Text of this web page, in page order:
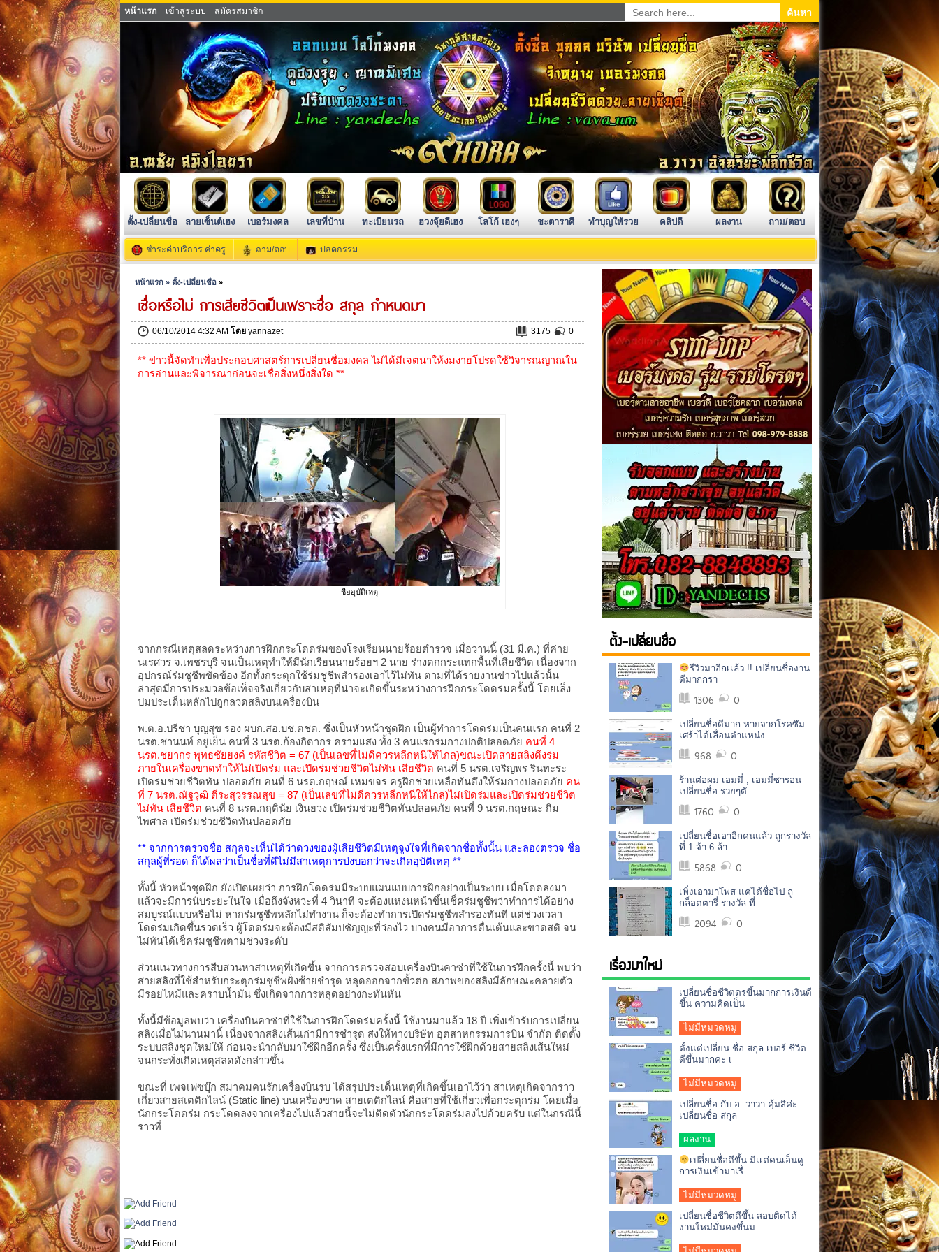
หน้าแรก เข้าสู่ระบบ สมัครสมาชิก
ตั้ง-เปลี่ยนชื่อ ลายเซ็นต์เฮง เบอร์มงคล เลขที่บ้าน ทะเบียนรถ ฮวงจุ้ยดีเฮง โลโก้ เฮงๆ ชะตาราศี ทำบุญให้รวย คลิปดี ผลงาน ถาม/ตอบ
ชำระค่าบริการ ค่าครู ถาม/ตอบ ปลดกรรม
หน้าแรก »ตั้ง-เปลี่ยนชื่อ »
เชื่อหรือไม่ การเสียชีวิตเป็นเพราะชื่อ สกุล กำหนดมา
06/10/2014 4:32 AM โดย yannazet 0
3175
** ข่าวนี้จัดทำเพื่อประกอบศาสตร์การเปลี่ยนชื่อมงคล ไม่ได้มีเจตนาให้งมงายโปรดใช้วิจารณญาณใน
การอ่านและพิจารณาก่อนจะเชื่อสิ่งหนึ่งสิ่งใด **
ชื่ออุบัติเหตุ
จากกรณีเหตุสลดระหว่างการฝึกกระโดดร่มของโรงเรียนนายร้อยตำรวจ เมื่อวานนี้ (31 มี.ค.) ที่ค่าย
นเรศวร จ.เพชรบุรี จนเป็นเหตุทำให้มีนักเรียนนายร้อยฯ 2 นาย ร่างตกกระแทกพื้นที่เสียชีวิต เนื่องจาก
อุปกรณ์ร่มชูชีพขัดข้อง อีกทั้งกระตุกใช้ร่มชูชีพสำรองเอาไว้ไม่ทัน ตามที่ได้รายงานข่าวไปแล้วนั้น
ล่าสุดมีการประมวลข้อเท็จจริงเกี่ยวกับสาเหตุที่น่าจะเกิดขึ้นระหว่างการฝึกกระโดดร่มครั้งนี้ โดยเล็ง
ปมประเด็นหลักไปถูกลวดสลิงบนเครื่องบิน
พ.ต.อ.ปรีชา บุญสุข รอง ผบก.สอ.บช.ตชด. ซึ่งเป็นหัวหน้าชุดฝึก เป็นผู้ทำการโดดร่มเป็นคนแรก คนที่ 2
นรต.ชานนท์ อยู่เย็น คนที่ 3 นรต.ก้องกิดากร ครามแสง ทั้ง 3 คนแรกร่มกางปกติปลอดภัย คนที่ 4
นรต.ชยากร พุทธชัยยงค์ รหัสชีวิต = 67 (เป็นเลขที่ไม่ดีควรหลีกหนีให้ไกล)ขณะเปิดสายสลิงดึงร่ม
ภายในเครื่องขาดทำให้ไม่เปิดร่ม และเปิดร่มช่วยชีวิตไม่ทัน เสียชีวิต คนที่ 5 นรต.เจริญพร รินทะระ
เปิดร่มช่วยชีวิตทัน ปลอดภัย คนที่ 6 นรต.กฤษณ์ เหมขจร ครูฝึกช่วยเหลือทันดึงให้ร่มกางปลอดภัย คน
ที่ 7 นรต.ณัฐวุฒิ ตีระสุวรรณสุข = 87 (เป็นเลขที่ไม่ดีควรหลีกหนีให้ไกล)ไม่เปิดร่มและเปิดร่มช่วยชีวิต
ไม่ทัน เสียชีวิต คนที่ 8 นรต.กฤตินัย เงินยวง เปิดร่มช่วยชีวิตทันปลอดภัย คนที่ 9 นรต.กฤษณะ กิม
ไพศาล เปิดร่มช่วยชีวิตทันปลอดภัย
** จากการตรวจชื่อ สกุลจะเห็นได้ว่าดวงของผู้เสียชีวิตมีเหตุจูงใจที่เกิดจากชื่อทั้งนั้น และลองตรวจ ชื่อ
สกุลผู้ที่รอด ก็ได้ผลว่าเป็นชื่อที่ดีไม่มีสาเหตุการบ่งบอกว่าจะเกิดอุบัติเหตุ **
ทั้งนี้ หัวหน้าชุดฝึก ยังเปิดเผยว่า การฝึกโดดร่มมีระบบแผนแบบการฝึกอย่างเป็นระบบ เมื่อโดดลงมา
แล้วจะมีการนับระยะในใจ เมื่อถึงจังหวะที่ 4 วินาที จะต้องแหงนหน้าขึ้นเช็คร่มชูชีพว่าทำการได้อย่าง
สมบูรณ์แบบหรือไม่ หากร่มชูชีพหลักไม่ทำงาน ก็จะต้องทำการเปิดร่มชูชีพสำรองทันที แต่ช่วงเวลา
โดดร่มเกิดขึ้นรวดเร็ว ผู้โดดร่มจะต้องมีสติสัมปชัญญะที่ว่องไว บางคนมีอาการตื่นเต้นและขาดสติ จน
ไม่ทันได้เช็คร่มชูชีพตามช่วงระดับ
ส่วนแนวทางการสืบสวนหาสาเหตุที่เกิดขึ้น จากการตรวจสอบเครื่องบินคาซ่าที่ใช้ในการฝึกครั้งนี้ พบว่า
สายสลิงที่ใช้สำหรับกระตุกร่มชูชีพฝั่งซ้ายชำรุด หลุดออกจากขั้วต่อ สภาพของสลิงมีลักษณะคลายตัว
มีรอยไหม้และคราบน้ำมัน ซึ่งเกิดจากการหลุดอย่างกะทันหัน
ทั้งนี้มีข้อมูลพบว่า เครื่องบินคาซ่าที่ใช้ในการฝึกโดดร่มครั้งนี้ ใช้งานมาแล้ว 18 ปี เพิ่งเข้ารับการเปลี่ยน
สลิงเมื่อไม่นานมานี้ เนื่องจากสลิงเส้นเก่ามีการชำรุด ส่งให้ทางบริษัท อุตสาหกรรมการบิน จำกัด ติดตั้ง
ระบบสลิงชุดใหม่ให้ ก่อนจะนำกลับมาใช้ฝึกอีกครั้ง ซึ่งเป็นครั้งแรกที่มีการใช้ฝึกด้วยสายสลิงเส้นใหม่
จนกระทั่งเกิดเหตุสลดดังกล่าวขึ้น
ขณะที่ เพจเฟซบุ๊ก สมาคมคนรักเครื่องบินรบ ได้สรุปประเด็นเหตุที่เกิดขึ้นเอาไว้ว่า สาเหตุเกิดจากราว
เกี่ยวสายสเตติกไลน์ (Static line) บนเครื่องขาด สายเตติกไลน์ คือสายที่ใช้เกี่ยวเพื่อกระตุกร่ม โดยเมื่อ
นักกระโดดร่ม กระโดดลงจากเครื่องไปแล้วสายนี้จะไม่ติดตัวนักกระโดดร่มลงไปด้วยครับ แต่ในกรณีนี้
ราวที่
ตั้ง-เปลี่ยนชื่อ
รีวิวมาอีกเเล้ว !! เปลี่ยนชื่องาน
ดีมากกรา
1306 0
เปลี่ยนชื่อดีมาก หายจากโรคซึม
เศร้าได้เลื่อนตำแหน่ง
968 0
ร้านต่อผม เอมมี่ , เอมมี่ซารอน
เปลี่ยนชื่อ รวยๆตั
1760 0
เปลี่ยนชื่อเอาอีกคนแล้ว ถูกรางวัล
ที่ 1 จ้า 6 ล้า
5868 0
เพิ่งเอามาโพส แค่ได้ชื่อไป ถู
กล็อตตารี่ รางวัล ที่
2094 0
เรื่องมาใหม่
เปลี่ยนชื่อชีวิตดรขึ้นมากการเงินดี
ขึ้น ความคิดเป็น
ไม่มีหมวดหมู่
ตั้งแต่เปลี่ยน ชื่อ สกุล เบอร์ ชีวิต
ดีขึ้นมากค่ะ เ
ไม่มีหมวดหมู่
เปลี่ยนชื่อ กับ อ. วาวา คุ้มสิค่ะ
เปลี่ยนชื่อ สกุล
ผลงาน
เปลี่ยนชื่อดีขึ้น มีเเต่คนเอ็นดู
การเงินเข้ามาเรื่
ไม่มีหมวดหมู่
เปลี่ยนชื่อชีวิตดีขึ้น สอบติดได้
งานใหม่มั่นคงขึ้นม